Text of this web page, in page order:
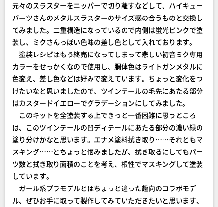
元々のスラスターをニッパーで切り離すなどして、ハイキュー
パーツさんのメタルスラスターのサイズ感の合うものと交換し
てみました。二重構造になっているので内側は蛍光ピンクで塗
装し、ミクさんっぽい色味の差し色として入れております。
塗装レシピはもう終売になってしまって悲しい初音ミク専用
カラーをせっかくなので使用し、胴体色はライトガンメタルに
色変え、差し色などは好みで変えています。ちょっと変化をつ
けたいなと思いましたので、ツインテールの毛先にあたる部分
はカスタードイエローでグラデーションにしてみました。
このキットを全塗装する上できっと一番困難に思うところ
は、このツインテールの凹ディテールにあたる部分の濃い緑の
塗り分けかなと思います。エナメ塗料拭き取り……それともマ
スキング……とちょっと悩みましたが、拭き取るにしてもパー
ツ数と拭き取り面積のことを考え、根性でマスキングして塗装
しています。
ガール系プラモデルとはちょっと違った趣向のコラボモデ
ル、ぜひお手に取って製作してみていただきたいと思います、